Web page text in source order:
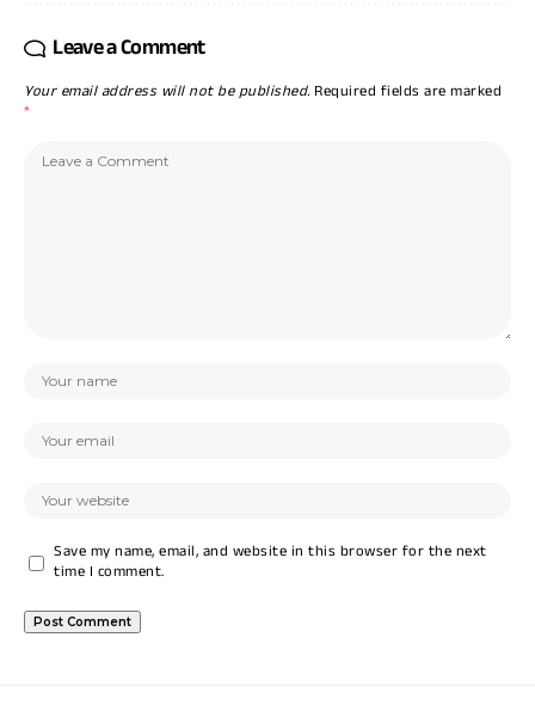
Leave a Comment
Your email address will not be published. Required fields are marked
*
Save my name, email, and website in this browser for the next
time I comment.